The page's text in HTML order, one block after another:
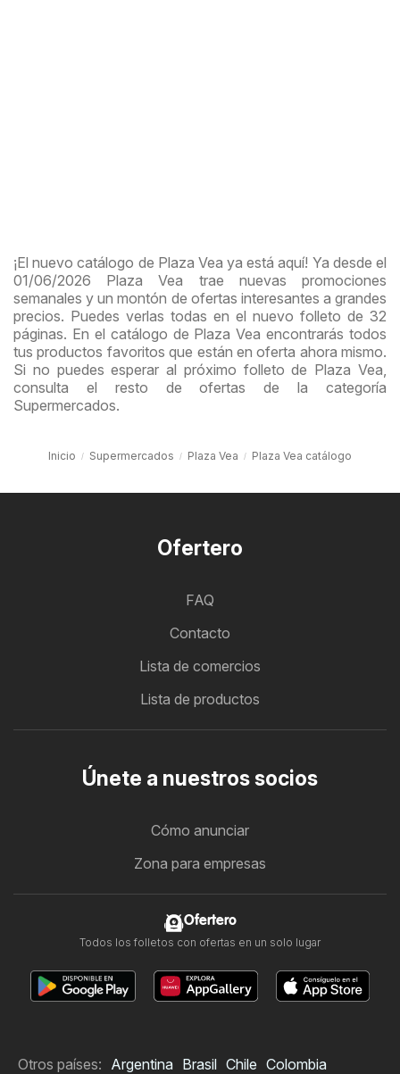
¡El nuevo catálogo de Plaza Vea ya está aquí! Ya desde el
01/06/2026 Plaza Vea trae nuevas promociones
semanales y un montón de ofertas interesantes a grandes
precios. Puedes verlas todas en el nuevo folleto de 32
páginas. En el catálogo de Plaza Vea encontrarás todos
tus productos favoritos que están en oferta ahora mismo.
Si no puedes esperar al próximo folleto de Plaza Vea,
consulta el resto de ofertas de la categoría
Supermercados.
Inicio Supermercados Plaza Vea Plaza Vea catálogo
Ofertero
FAQ
Contacto
Lista de comercios
Lista de productos
Únete a nuestros socios
Cómo anunciar
Zona para empresas
Ofertero
Todos los folletos con ofertas en un solo lugar
Otros países: Argentina Brasil Chile Colombia